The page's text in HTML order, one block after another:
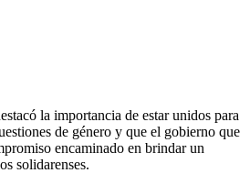
la importancia de estar unidos para
de género y que el gobierno que
encaminado en brindar un
solidarenses.